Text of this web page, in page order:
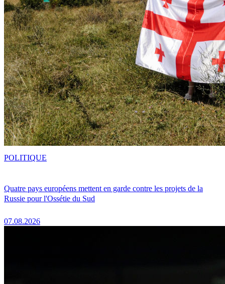
Quatre pays européens mettent en garde contre les projets de la
Russie pour l'Ossétie du Sud
07.08.2026
POLITIQUE